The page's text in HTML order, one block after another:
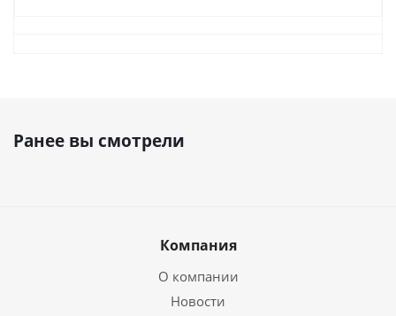
Ранее вы смотрели
Компания
О компании
Новости